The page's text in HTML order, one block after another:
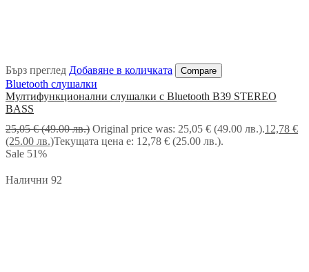
Бърз преглед Добавяне в количката Compare
Bluetooth слушалки
Мултифункционални слушалки с Bluetooth B39 STEREO
BASS
25,05€ (49.00 лв.) Original price was: 25,05 € (49.00 лв.).12,78 €
(25.00 лв.)Текущата цена е: 12,78 € (25.00 лв.).
Sale 51%
Налични 92